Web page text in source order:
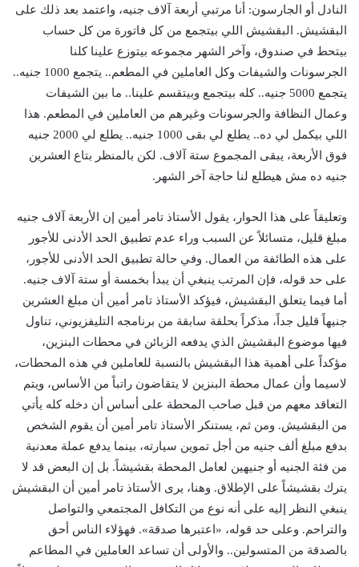
النادل أو الجارسون: أنا مرتبي أربعة آلاف جنيه، واعتمد بعد ذلك على
البقشيش. البقشيش اللي بيتجمع من كل فاتورة من كل حساب
بيتحط في صندوق، وآخر الشهر مجموعه بيتوزع علينا كلنا
الجرسونات والشيفات وكل العاملين في المطعم.. يتجمع 1000 جنيه..
يتجمع 5000 جنيه.. كله بيتجمع وبيتقسم علينا.. ما بين الشيفات
وعمال النظافة والجرسونات وغيرهم من العاملين في المطعم. هذا
اللي بيكمل لي ده.. يطلع لي بقى 1000 جنيه.. يطلع لي 2000 جنيه
فوق الأربعة، يبقى المجموع ستة آلاف. لكن بالمنظر بتاع العشرين
جنيه ده مش هيطلع لنا حاجة آخر الشهر.
وتعليقاً على هذا الحوار، يقول الأستاذ تامر أمين إن الأربعة آلاف جنيه
مبلغ قليل، متسائلاً عن السبب وراء عدم تطبيق الحد الأدنى للأجور
على هذه الطائفة من العمال. وفي حالة تطبيق الحد الأدنى للأجور،
على حد قوله، فإن المرتب ينبغي أن يبدأ بخمسة أو ستة آلاف جنيه.
أما فيما يتعلق البقشيش، فيؤكد الأستاذ تامر أمين أن مبلغ العشرين
جنيهاً قليل جداً، مذكراً بحلقة سابقة من برنامجه التليفزيوني، تناول
فيها موضوع البقشيش الذي يدفعه الزبائن في محطات البنزين،
مؤكداً على أهمية هذا البقشيش بالنسبة للعاملين في هذه المحطات،
لاسيما وأن عمال محطة البنزين لا يتقاضون راتباً من الأساس، ويتم
التعاقد معهم من قبل صاحب المحطة على أساس أن دخله كله يأتي
من البقشيش. ومن ثم، يستنكر الأستاذ تامر أمين أن يقوم الشخص
بدفع مبلغ ألف جنيه من أجل تموين سيارته، بينما يدفع عملة معدنية
من فئة الجنيه أو جنيهين لعامل المحطة بقشيشاً. بل إن البعض قد لا
يترك بقشيشاً على الإطلاق. وهنا، يرى الأستاذ تامر أمين أن البقشيش
ينبغي النظر إليه على أنه نوع من التكافل المجتمعي والتواصل
والتراحم. وعلى حد قوله، «اعتبرها صدقة». فهؤلاء الناس أحق
بالصدقة من المتسولين.. والأولى أن تساعد العاملين في المطاعم